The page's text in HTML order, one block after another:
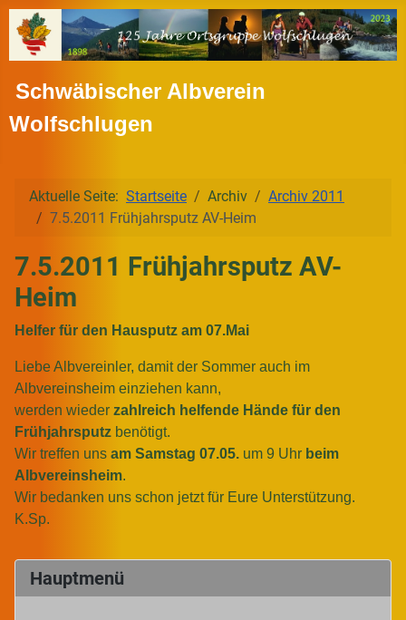
Schwäbischer Albverein
Wolfschlugen
Hauptmenü
Aktuelle Seite: Startseite Archiv
Archiv 2011
7.5.2011 Frühjahrsputz AV-Heim
7.5.2011 Frühjahrsputz AV-
Heim
Helfer für den Hausputz am 07.Mai
Liebe Albvereinler, damit der Sommer auch im
Albvereinsheim einziehen kann,
werden wieder zahlreich helfende Hände für den
Frühjahrsputz benötigt.
Wir treffen uns am Samstag 07.05. um 9 Uhr beim
Albvereinsheim.
Wir bedanken uns schon jetzt für Eure Unterstützung.
K.Sp.